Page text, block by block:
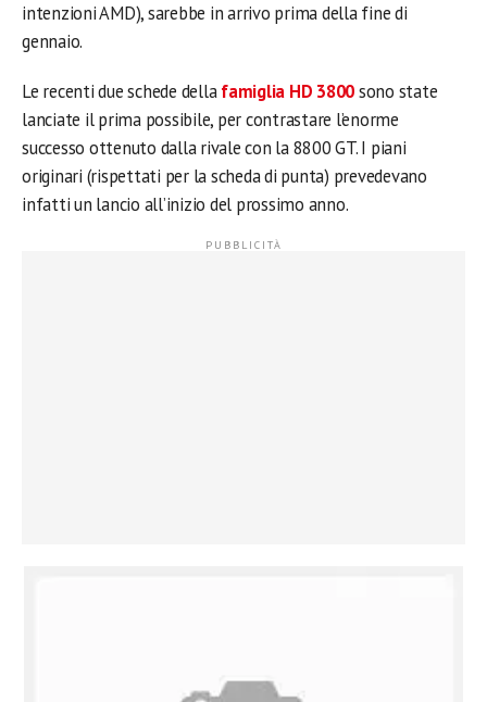
intenzioni AMD), sarebbe in arrivo prima della fine di
gennaio.
Le recenti due schede dellafamiglia HD 3800sono state
lanciate il prima possibile, per contrastare l’enorme
successo ottenuto dalla rivale con la 8800 GT. I piani
originari (rispettati per la scheda di punta) prevedevano
infatti un lancio all’inizio del prossimo anno.